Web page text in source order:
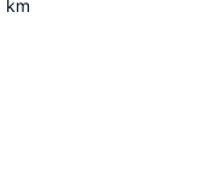
km